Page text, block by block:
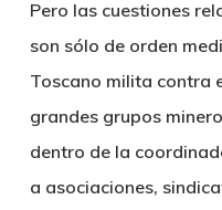
Pero las cuestiones
son sólo de orden
Toscano milita contra
grandes grupos
dentro de la
a asociaciones,